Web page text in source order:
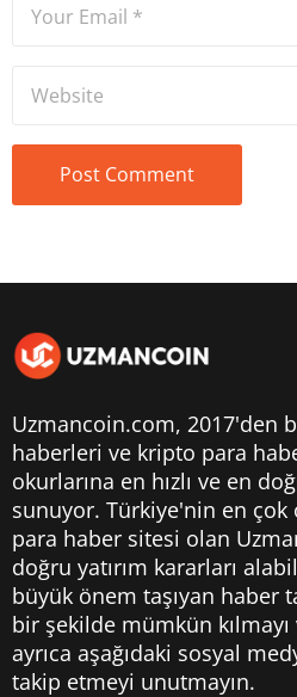
Uzmancoin.com, 2017'den
haberleri ve kripto para
okurlarına en hızlı ve en
sunuyor. Türkiye'nin en
para haber sitesi olan
doğru yatırım kararları
büyük önem taşıyan haber
bir şekilde mümkün
ayrıca aşağıdaki sosyal
takip etmeyi unutmayın.